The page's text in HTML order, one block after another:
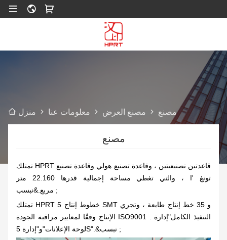
منزل معلومات عنا مصنع العرض مصنع
مصنع
تمتلك HPRT قاعدتين تصنيعيتين ، وقاعدة تصنيع هولي وقاعدة تصنيع
تونغ 'ا ، والتي تغطي مساحة إجمالية قدرها 22.160 متر
مربع.&نبسب ;
تمتلك HPRT 5 خطوط إنتاج SMT و 35 خط إنتاج طابعة ، وتجري
الإنتاج وفقًا لمعايير مراقبة الجودة ISO9001 . التنفيذ الكامل"إدارة
لوحة الإعلانات"و"إدارة 5S".&نبسب ;